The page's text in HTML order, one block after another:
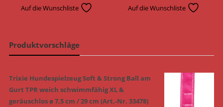
Auf die Wunschliste Auf die Wunschliste
Produktvorschläge
Trixie Hundespielzeug Soft & Strong Ball am
Gurt TPR weich schwimmfähig XL &
geräuschlos ø 7,5 cm / 29 cm (Art.-Nr. 33478)